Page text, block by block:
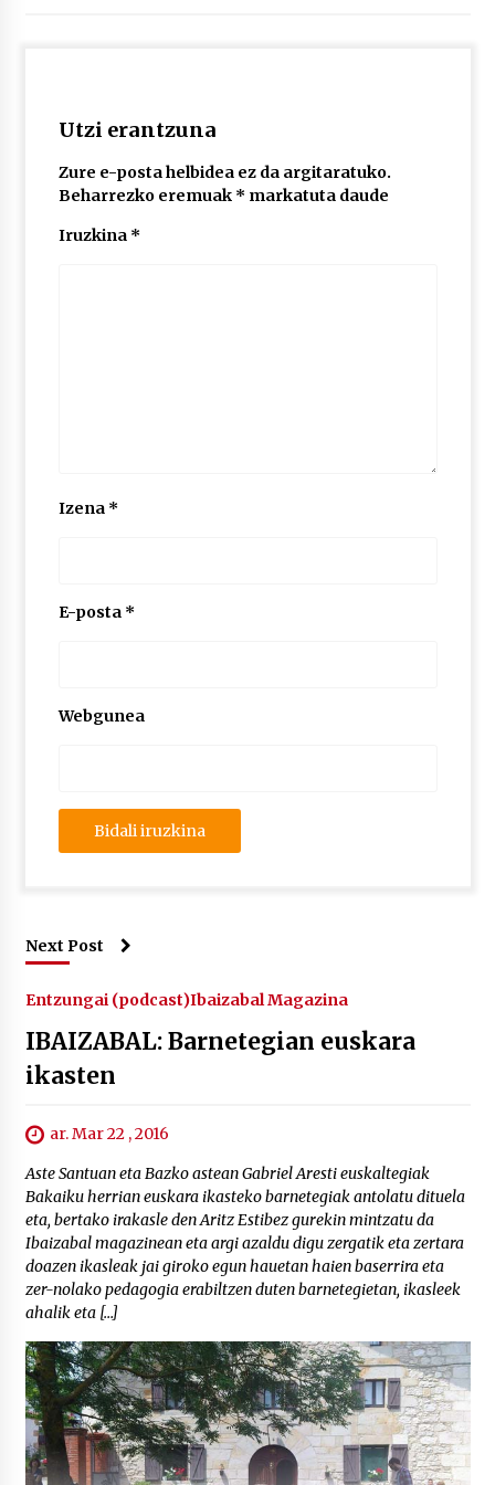
Utzi erantzuna
Zure e-posta helbidea ez da argitaratuko.
Beharrezko eremuak * markatuta daude
Iruzkina *
Izena *
E-posta *
Webgunea
Next Post
Entzungai (podcast)Ibaizabal Magazina
IBAIZABAL: Barnetegian euskara
ikasten
ar. Mar 22 , 2016
Aste Santuan eta Bazko astean Gabriel Aresti euskaltegiak
Bakaiku herrian euskara ikasteko barnetegiak antolatu dituela
eta, bertako irakasle den Aritz Estibez gurekin mintzatu da
Ibaizabal magazinean eta argi azaldu digu zergatik eta zertara
doazen ikasleak jai giroko egun hauetan haien baserrira eta
zer-nolako pedagogia erabiltzen duten barnetegietan, ikasleek
ahalik eta […]